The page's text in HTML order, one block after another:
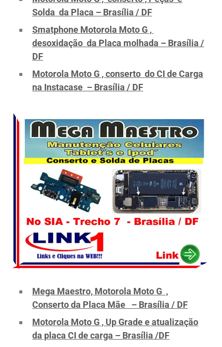
Solda da Placa – Brasília / DF
Smatphone Motorola Moto G ,
desoxidação da Placa molhada – Brasília /
DF
Motorola Moto G , conserto do CI de Carga
na Instacase – Brasília / DF
Mega Maestro, Motorola Moto G ,
Conserto da Placa Mãe – Brasília / DF
Motorola Moto G , Up Grade e atualização
da placa CI de carga – Brasília /DF